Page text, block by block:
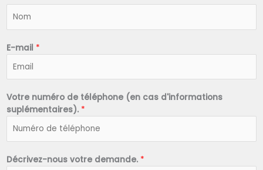
*
E-mail *
Votre numéro de téléphone (en cas d'informations
suplémentaires). *
Décrivez-nous votre demande. *